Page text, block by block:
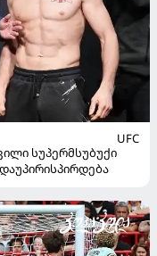
UFC
სუპერმსუბუქი